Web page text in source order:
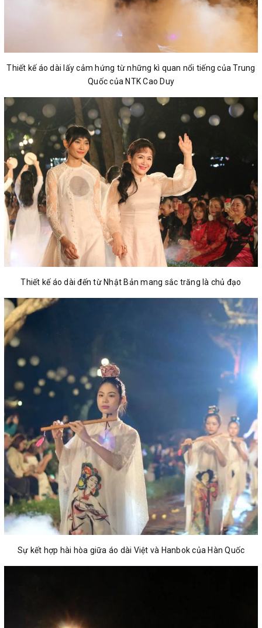
Thiết kế áo dài lấy cảm hứng từ những kì quan nổi tiếng của Trung
Quốc của NTK Cao Duy
Thiết kế áo dài đến từ Nhật Bản mang sắc trăng là chủ đạo
Sự kết hợp hài hòa giữa áo dài Việt và Hanbok của Hàn Quốc